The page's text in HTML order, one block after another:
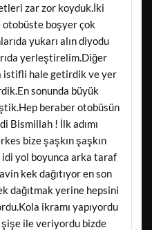
zar zor koyduk.İki
otobüste boşyer çok
yukarı alın diyodu
yerleştirelim.Diğer
istifli hale getirdik ve yer
sonunda büyük
beraber otobüsün
Bismillah ! İlk adımı
bize şaşkın şaşkın
idi yol boyunca arka taraf
kek dağıtıyor en son
dağıtmak yerine hepsini
ikramı yapıyordu
şişe ile veriyordu bizde